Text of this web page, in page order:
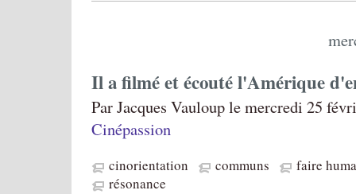
Il a filmé et écouté l'Amérique
Par Jacques Vauloup le mercredi 25
Cinépassion
cinorientation communs
faire
résonance